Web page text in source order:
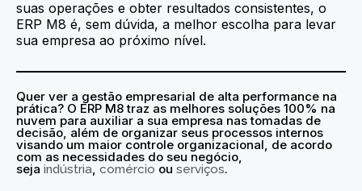
suas operações e obter resultados consistentes, o
ERP M8 é, sem dúvida, a melhor escolha para levar
sua empresa ao próximo nível.
Quer ver a gestão empresarial de alta performance na
prática? O ERP M8 traz as melhores soluções 100% na
nuvem para auxiliar a sua empresa nas tomadas de
decisão, além de organizar seus processos internos
visando um maior controle organizacional, de acordo
com as necessidades do seu negócio,
seja indústria, comércio ou serviços.